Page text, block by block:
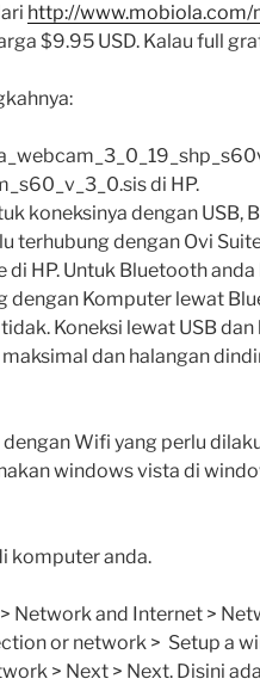
http://
$9.95 USD. Kalau full
di HP.
koneksinya dengan USB,
terhubung dengan Ovi
di HP. Untuk Bluetooth
dengan Komputer lewat
Koneksi lewat USB
dan halangan
dengan Wifi yang perlu
windows vista di
komputer anda.
Network and Internet >
or network > Setup a
> Next > Next. Disini